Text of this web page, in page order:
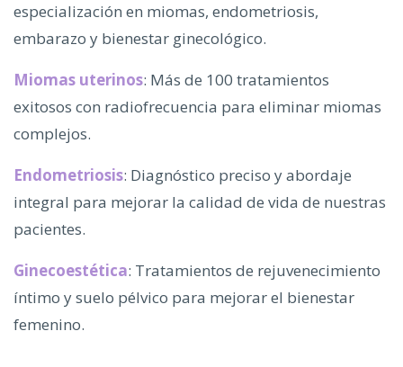
especialización en miomas, endometriosis,
embarazo y bienestar ginecológico.
Miomas uterinos: Más de 100 tratamientos
exitosos con radiofrecuencia para eliminar miomas
complejos.
Endometriosis: Diagnóstico preciso y abordaje
integral para mejorar la calidad de vida de nuestras
pacientes.
Ginecoestética: Tratamientos de rejuvenecimiento
íntimo y suelo pélvico para mejorar el bienestar
femenino.